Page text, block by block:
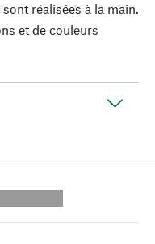
réalisées à la main.
et de couleurs